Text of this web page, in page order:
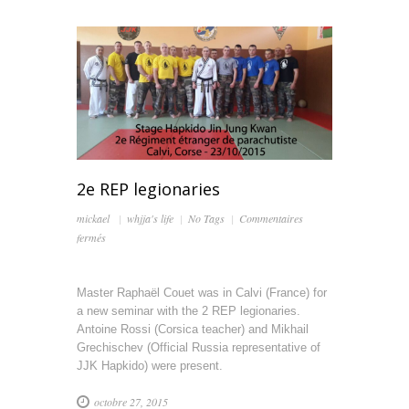
2e REP legionaries
mickael whjja's life No Tags
Commentaires
ferméssur
legionaries
Master Raphaël Couet was in Calvi (France) for
a new seminar with the 2 REP legionaries.
Antoine Rossi (Corsica teacher) and Mikhail
Grechischev (Official Russia representative of
JJK Hapkido) were present.
octobre 27, 2015